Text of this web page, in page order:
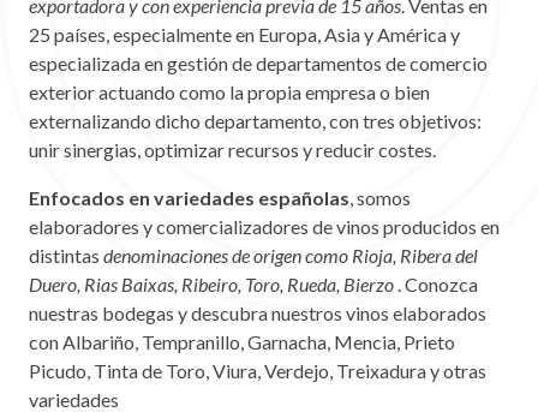
exportadora y con experiencia previa de 15 años . Ventas en
25 países, especialmente en Europa, Asia y América y
especializada en gestión de departamentos de comercio
exterior actuando como la propia empresa o bien
externalizando dicho departamento, con tres objetivos:
unir sinergias, optimizar recursos y reducir costes.
Enfocados en variedades españolas , somos
elaboradores y comercializadores de vinos producidos en
distintas denominaciones de origen como Rioja, Ribera del
Duero, Rias Baixas, Ribeiro, Toro, Rueda, Bierzo . Conozca
nuestras bodegas y descubra nuestros vinos elaborados
con Albariño, Tempranillo, Garnacha, Mencia, Prieto
Picudo, Tinta de Toro, Viura, Verdejo, Treixadura y otras
variedades